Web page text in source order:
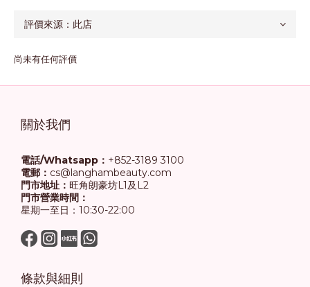
尚未有任何評價
關於我們
電話/Whatsapp： +852-3189 3100
電郵： cs@langhambeauty.com
門市地址： 旺角朗豪坊L1及L2
門市營業時間：
星期一至日：10:30-22:00
條款與細則